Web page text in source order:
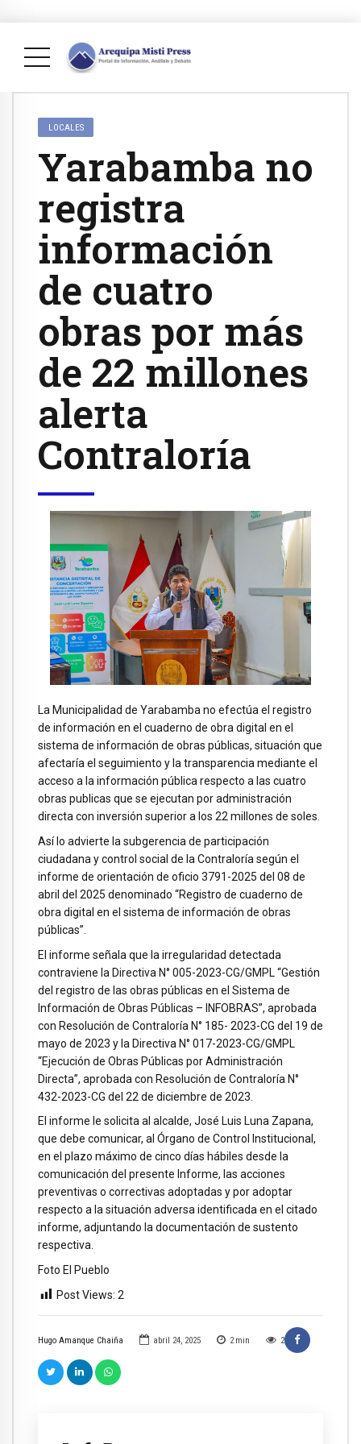
Hugo Amanque Chaiña abril 24, 2025 2 min 2
LOCALES
Yarabamba no
registra
información
de cuatro
obras por más
de 22 millones
alerta
Contraloría
La Municipalidad de Yarabamba no efectúa el registro
de información en el cuaderno de obra digital en el
sistema de información de obras públicas, situación que
afectaría el seguimiento y la transparencia mediante el
acceso a la información pública respecto a las cuatro
obras publicas que se ejecutan por administración
directa con inversión superior a los 22 millones de soles.
Así lo advierte la subgerencia de participación
ciudadana y control social de la Contraloría según el
informe de orientación de oficio 3791-2025 del 08 de
abril del 2025 denominado “Registro de cuaderno de
obra digital en el sistema de información de obras
públicas”.
El informe señala que la irregularidad detectada
contraviene la Directiva N° 005-2023-CG/GMPL “Gestión
del registro de las obras públicas en el Sistema de
Información de Obras Públicas – INFOBRAS”, aprobada
con Resolución de Contraloría N° 185- 2023-CG del 19 de
mayo de 2023 y la Directiva N° 017-2023-CG/GMPL
“Ejecución de Obras Públicas por Administración
Directa”, aprobada con Resolución de Contraloría N°
432-2023-CG del 22 de diciembre de 2023.
El informe le solicita al alcalde, José Luis Luna Zapana,
que debe comunicar, al Órgano de Control Institucional,
en el plazo máximo de cinco días hábiles desde la
comunicación del presente Informe, las acciones
preventivas o correctivas adoptadas y por adoptar
respecto a la situación adversa identificada en el citado
informe, adjuntando la documentación de sustento
respectiva.
Foto El Pueblo
Post Views: 2